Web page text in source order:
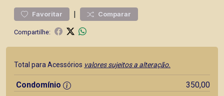
Favoritar | Comparar
Compartilhe:
Total para Acessórios valores sujeitos a alteração.
Condomínio
350,00